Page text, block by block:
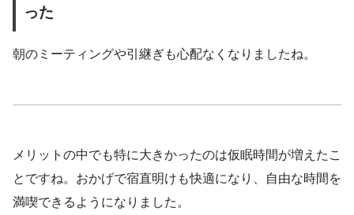
った
朝のミーティングや引継ぎも心配なくなりましたね。
メリットの中でも特に大きかったのは仮眠時間が増えたこ
とですね。おかげで宿直明けも快適になり、自由な時間を
満喫できるようになりました。